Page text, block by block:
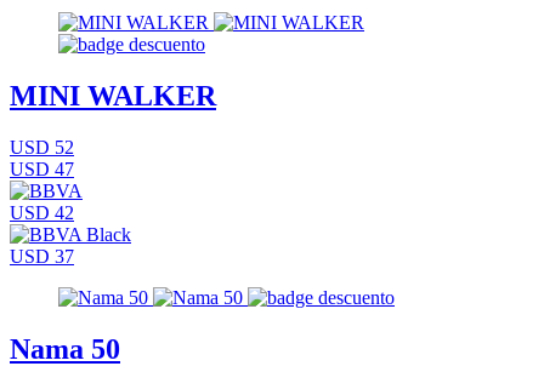
MINI WALKER
USD 52
USD 47
USD 42
USD 37
Nama 50